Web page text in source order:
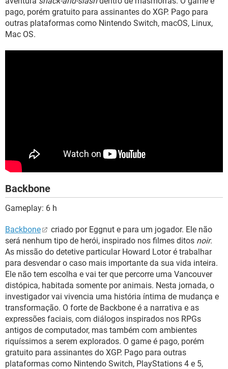
pago, porém gratuito para assinantes do XGP. Pago para
outras plataformas como Nintendo Switch, macOS, Linux,
Mac OS.
Backbone
Gameplay: 6 h
Backbone
criado por Eggnut e para um jogador. Ele não
será nenhum tipo de herói, inspirado nos filmes ditos noir.
As missão do detetive particular Howard Lotor é trabalhar
para desvendar o caso mais importante da sua vida inteira.
Ele não tem escolha e vai ter que percorre uma Vancouver
distópica, habitada somente por animais. Nesta jornada, o
investigador vai vivencia uma história íntima de mudança e
transformação. O forte de Backbone é a narrativa e as
expressões faciais, com diálogos inspirados nos RPGs
antigos de computador, mas também com ambientes
riquíssimos a serem explorados. O game é pago, porém
gratuito para assinantes do XGP. Pago para outras
plataformas como Nintendo Switch, PlayStations 4 e 5,